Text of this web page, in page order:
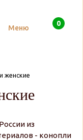
Меню
0
женские
из
- конопли